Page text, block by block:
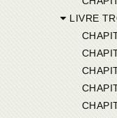
LIVRE